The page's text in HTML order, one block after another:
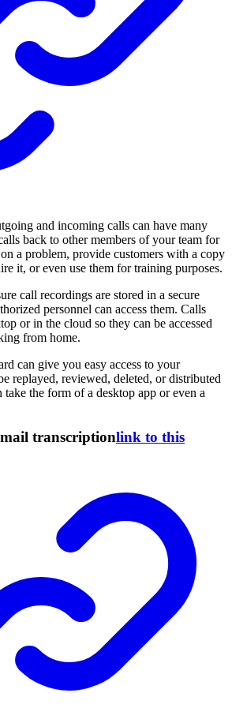
and incoming calls can have many
back to other members of your team for
a problem, provide customers with a copy
it, or even use them for training purposes.
call recordings are stored in a secure
personnel can access them. Calls
or in the cloud so they can be accessed
from home.
can give you easy access to your
replayed, reviewed, deleted, or distributed
take the form of a desktop app or even a
transcriptionlink to this